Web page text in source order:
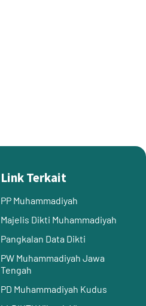
Link Terkait
PP Muhammadiyah
Majelis Dikti Muhammadiyah
Pangkalan Data Dikti
PW Muhammadiyah Jawa
Tengah
PD Muhammadiyah Kudus